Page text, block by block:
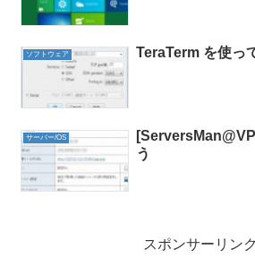
ソフトウェア TeraTerm を使っ
サーバー/OS
う
スポンサーリンク